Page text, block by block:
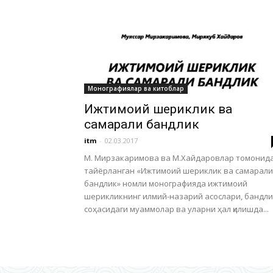
Монографиялар ва китоблар
Ижтимоий шериклик ва
самарали бандлик
itm - 02.03.2017
М. Мирзакаримова ва М.Хайдаровлар
тайёрланган «Ижтимоий шериклик ва самарали
бандлик» номли монографияда ижтимоий
шерикликнинг илмий-назарий асослари,
соҳасидаги муаммолар ва уларни ҳал қилишда...